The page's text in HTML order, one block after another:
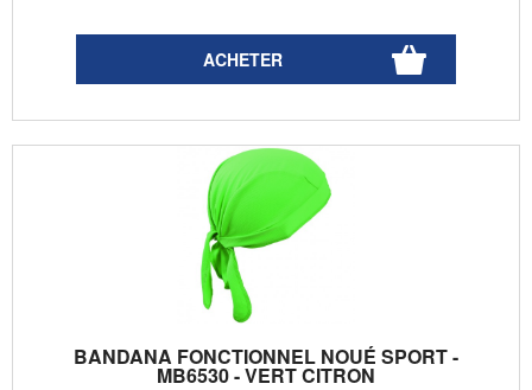
BANDANA FONCTIONNEL NOUÉ SPORT -
MB6530 - VERT CITRON